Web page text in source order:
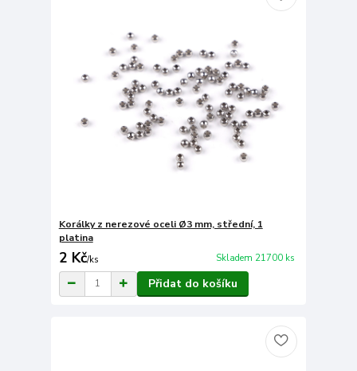
Korálky z nerezové oceli Ø3 mm, střední, 1
platina
2 Kč/ks Skladem 21700 ks
Přidat do košíku